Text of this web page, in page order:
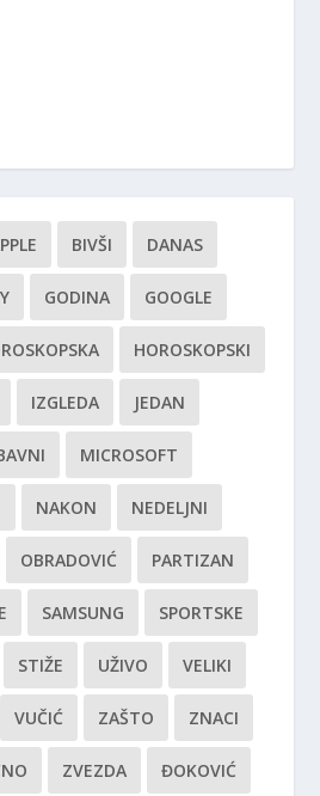
BIVŠI DANAS
GODINA GOOGLE
HOROSKOPSKI
IZGLEDA JEDAN
MICROSOFT
NAKON NEDELJNI
OBRADOVIĆ PARTIZAN
SAMSUNG SPORTSKE
STIŽE UŽIVO VELIKI
VUČIĆ ZAŠTO ZNACI
ZVEZDA ĐOKOVIĆ